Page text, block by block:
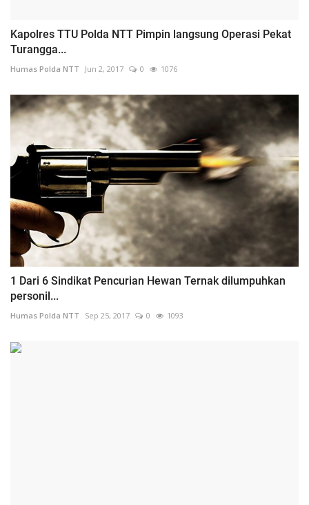
Kapolres TTU Polda NTT Pimpin langsung Operasi Pekat
Turangga...
Humas Polda NTT Jun 2, 2017 0 1076
1 Dari 6 Sindikat Pencurian Hewan Ternak dilumpuhkan
personil...
Humas Polda NTT Sep 25, 2017 0 1093